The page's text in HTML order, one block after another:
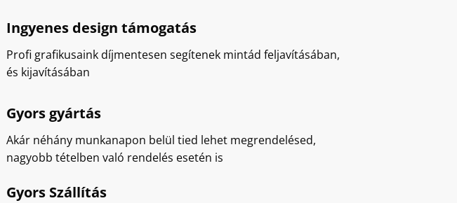
Ingyenes design támogatás
Profi grafikusaink díjmentesen segítenek mintád feljavításában,
és kijavításában
Gyors gyártás
Akár néhány munkanapon belül tied lehet megrendelésed,
nagyobb tételben való rendelés esetén is
Gyors Szállítás